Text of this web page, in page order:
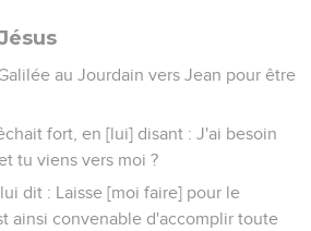
au Jourdain vers Jean pour être
fort, en [lui] disant : J'ai besoin
tu viens vers moi ?
dit : Laisse [moi faire] pour le
ainsi convenable d'accomplir toute